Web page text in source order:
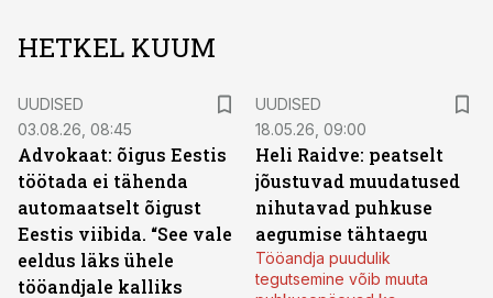
HETKEL KUUM
UUDISED
03.08.26, 08:45
Advokaat: õigus Eestis
töötada ei tähenda
automaatselt õigust
Eestis viibida. “See vale
eeldus läks ühele
tööandjale kalliks
UUDISED
18.05.26, 09:00
Heli Raidve: peatselt
jõustuvad muudatused
nihutavad puhkuse
aegumise tähtaegu
Tööandja puudulik
tegutsemine võib muuta